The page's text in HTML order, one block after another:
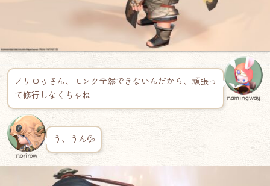
ノリロゥさん、モンク全然できないんだから、頑張っ
て修行しなくちゃね
namingway
norirow
う、うん💦